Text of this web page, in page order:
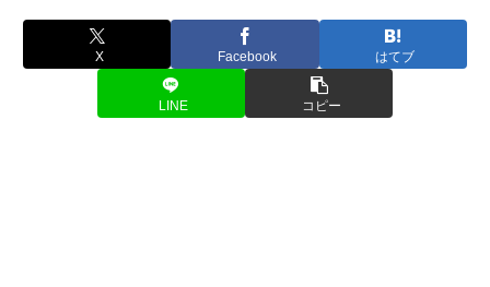
X Facebook はてブ
LINE コピー